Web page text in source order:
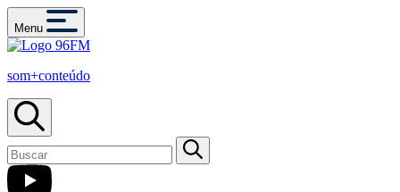
Menu
som+conteúdo